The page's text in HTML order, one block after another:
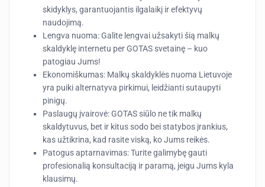
skidyklys, garantuojantis ilgalaikį ir efektyvų
naudojimą.
Lengva nuoma:Galite lengvai užsakyti šią malkų
skaldyklę internetu per GOTAS svetainę – kuo
patogiau Jums!
Ekonomiškumas: Malkų skaldyklės nuoma Lietuvoje
yra puiki alternatyva pirkimui, leidžianti sutaupyti
pinigų.
Paslaugų įvairovė:GOTAS siūlo ne tik malkų
skaldytuvus, bet ir kitus sodo bei statybos įrankius,
kas užtikrina, kad rasite viską, ko Jums reikės.
Patogus aptarnavimas:Turite galimybę gauti
profesionalią konsultaciją ir paramą, jeigu Jums kyla
klausimų.